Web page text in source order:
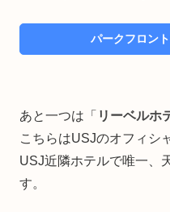
パークフロン
あと一つは「 リーベルホ
こちらはUSJのオフィシ
USJ近隣ホテルで唯一、
す。